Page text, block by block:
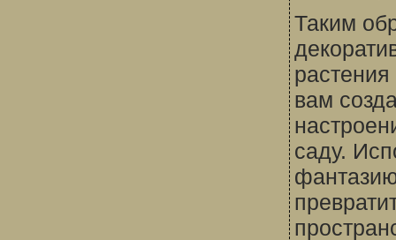
Таким
вам
саду.